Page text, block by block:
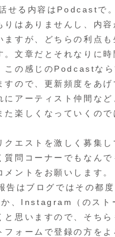
せる内容はPodcastで
りはありませんし、内容
ますが、どちらの利点も
。文章だとそれなりに時
この感じのPodcastなら
すので、更新頻度をあげ
にアーティスト仲間など
た楽しくなっていくので
クエストを激しく募集し
質問コーナーでもなんで
メントをお願いします。
はブログではその都度
、Instagram（のスト
と思いますので、そちら
フォームで登録の方をよ